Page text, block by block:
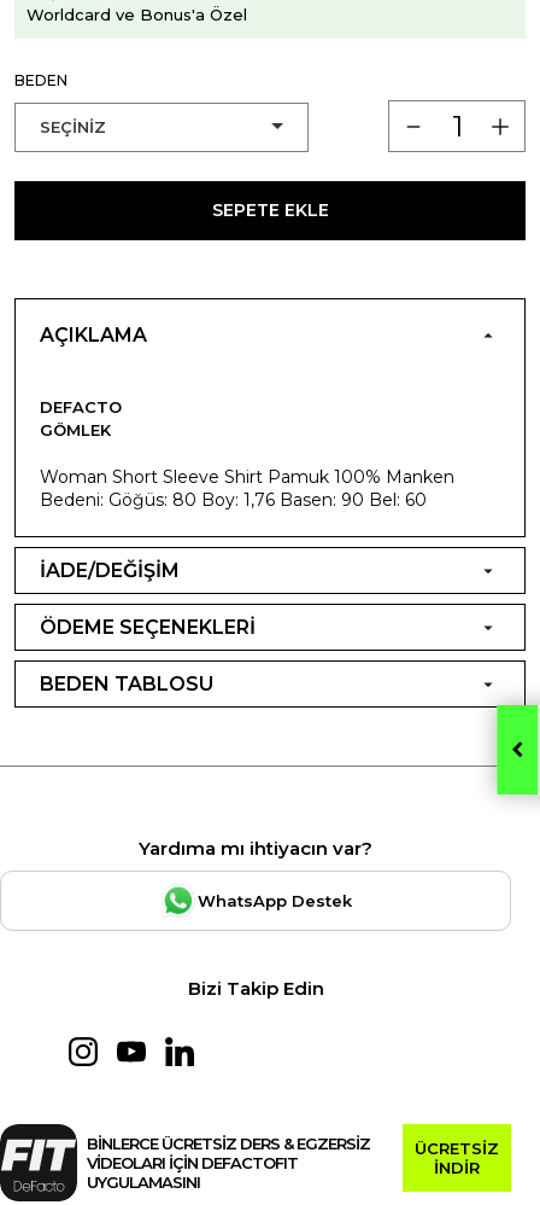
Worldcard ve Bonus'a Özel
BEDEN
SEPETE EKLE
AÇIKLAMA
DEFACTO
GÖMLEK
Woman Short Sleeve Shirt Pamuk 100% Manken
Bedeni: Göğüs: 80 Boy: 1,76 Basen: 90 Bel: 60
İADE/DEĞİŞİM
ÖDEME SEÇENEKLERİ
BEDEN TABLOSU
Yardıma mı ihtiyacın var?
WhatsApp Destek
Bizi Takip Edin
BİNLERCE ÜCRETSİZ DERS & EGZERSİZ
VİDEOLARI İÇİN DEFACTOFIT
UYGULAMASINI
ÜCRETSİZ
İNDİR